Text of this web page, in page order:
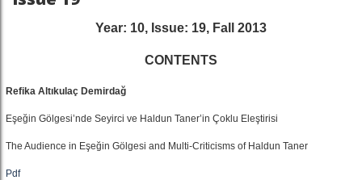
Year: 10, Issue: 19, Fall 2013
CONTENTS
Refika Altıkulaç Demirdağ
Eşeğin Gölgesi’nde Seyirci ve Haldun Taner’in Çoklu Eleştirisi
The Audience in Eşeğin Gölgesi and Multi-Criticisms of Haldun Taner
Pdf